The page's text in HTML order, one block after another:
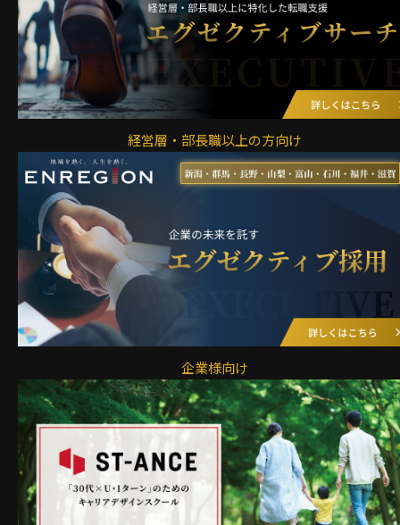
経営層・部長職以上の方向け
企業様向け